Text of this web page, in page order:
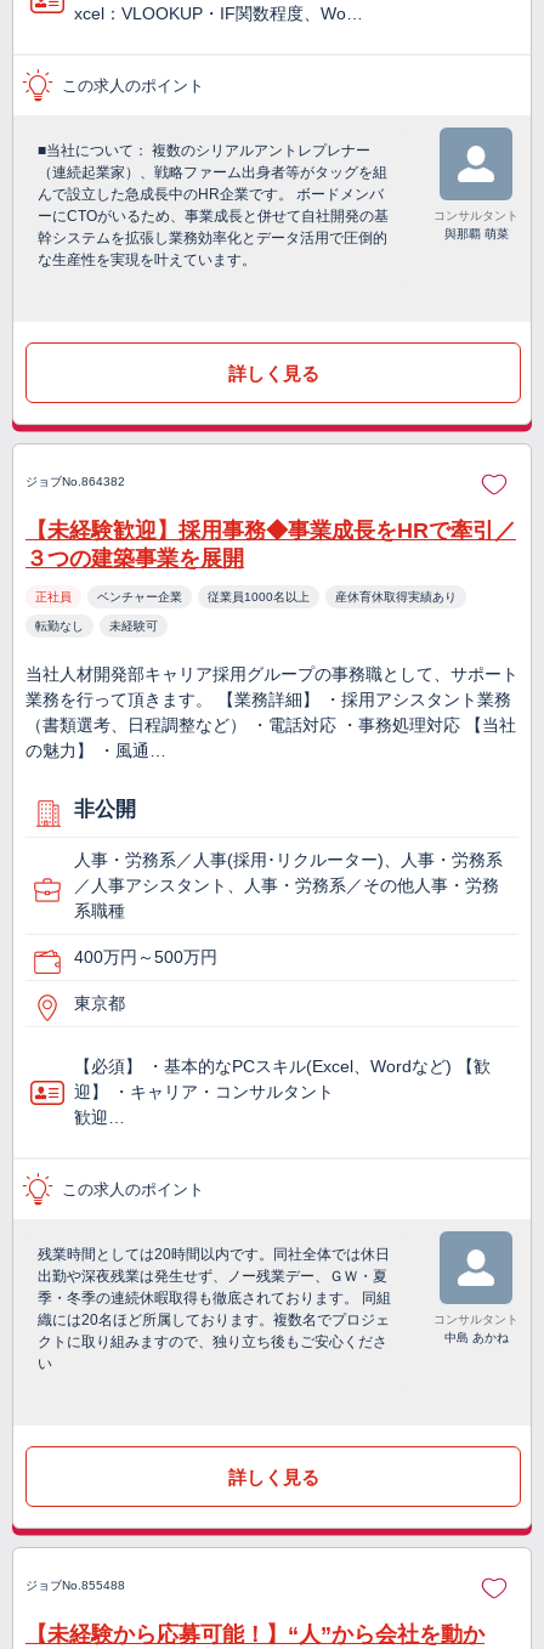
xcel：VLOOKUP・IF関数程度、Wo…
この求人のポイント
■当社について： 複数のシリアルアントレプレナー
（連続起業家）、戦略ファーム出身者等がタッグを組
んで設立した急成長中のHR企業です。 ボードメンバ
ーにCTOがいるため、事業成長と併せて自社開発の基
幹システムを拡張し業務効率化とデータ活用で圧倒的
な生産性を実現を叶えています。
コンサルタント
與那覇 萌菜
詳しく見る
ジョブNo.864382
【未経験歓迎】採用事務◆事業成長をHRで牽引／
３つの建築事業を展開
正社員 ベンチャー企業 従業員1000名以上 産休育休取得実績あり
転勤なし 未経験可
当社人材開発部キャリア採用グループの事務職として、サポート
業務を行って頂きます。 【業務詳細】 ・採用アシスタント業務
（書類選考、日程調整など） ・電話対応 ・事務処理対応 【当社
の魅力】 ・風通…
非公開
人事・労務系／人事(採用･リクルーター)、人事・労務系
／人事アシスタント、人事・労務系／その他人事・労務
系職種
400万円～500万円
東京都
【必須】 ・基本的なPCスキル(Excel、Wordなど) 【歓
迎】 ・キャリア・コンサルタント
歓迎…
この求人のポイント
残業時間としては20時間以内です。同社全体では休日
出勤や深夜残業は発生せず、ノー残業デー、ＧＷ・夏
季・冬季の連続休暇取得も徹底されております。 同組
織には20名ほど所属しております。複数名でプロジェ
クトに取り組みますので、独り立ち後もご安心くださ
い
コンサルタント
中島 あかね
詳しく見る
ジョブNo.855488
【未経験から応募可能！】“人”から会社を動か